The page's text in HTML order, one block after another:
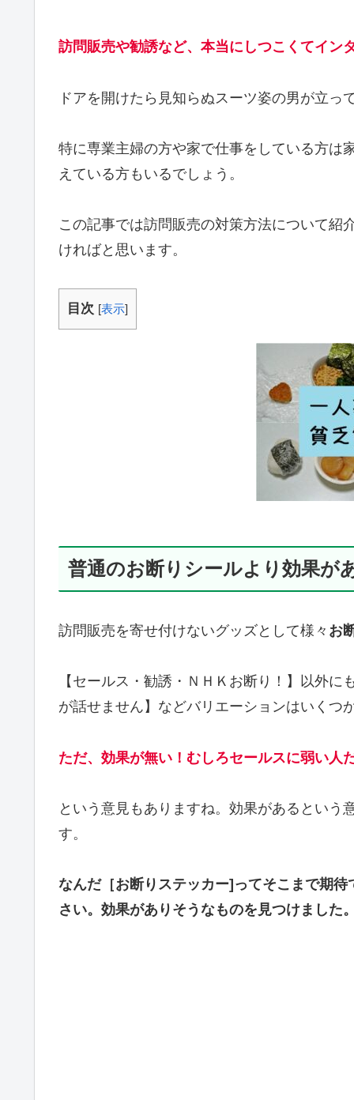
訪問販売や勧誘など、本当にしつこくてイン
ドアを開けたら見知らぬスーツ姿の男が立っ
特に専業主婦の方や家で仕事をしている方は
えている方もいるでしょう。
この記事では訪問販売の対策方法について紹
ければと思います。
目次 [表示]
普通のお断りシールより効果が
訪問販売を寄せ付けないグッズとして様々 お
【セールス・勧誘・ＮＨＫお断り！】以外
が話せません】などバリエーションはいくつ
ただ、効果が無い！むしろセールスに弱い人
という意見もありますね。効果があるという
す。
なんだ［お断りステッカー]ってそこまで期
さい。効果がありそうなものを見つけました